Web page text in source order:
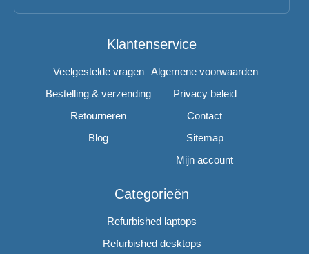
Klantenservice
Veelgestelde vragen
Bestelling & verzending
Retourneren
Blog
Algemene voorwaarden
Privacy beleid
Contact
Sitemap
Mijn account
Categorieën
Refurbished laptops
Refurbished desktops